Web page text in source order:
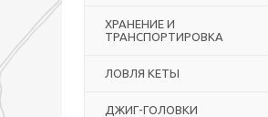
ХРАНЕНИЕ И
ТРАНСПОРТИРОВКА
ЛОВЛЯ КЕТЫ
ДЖИГ-ГОЛОВКИ